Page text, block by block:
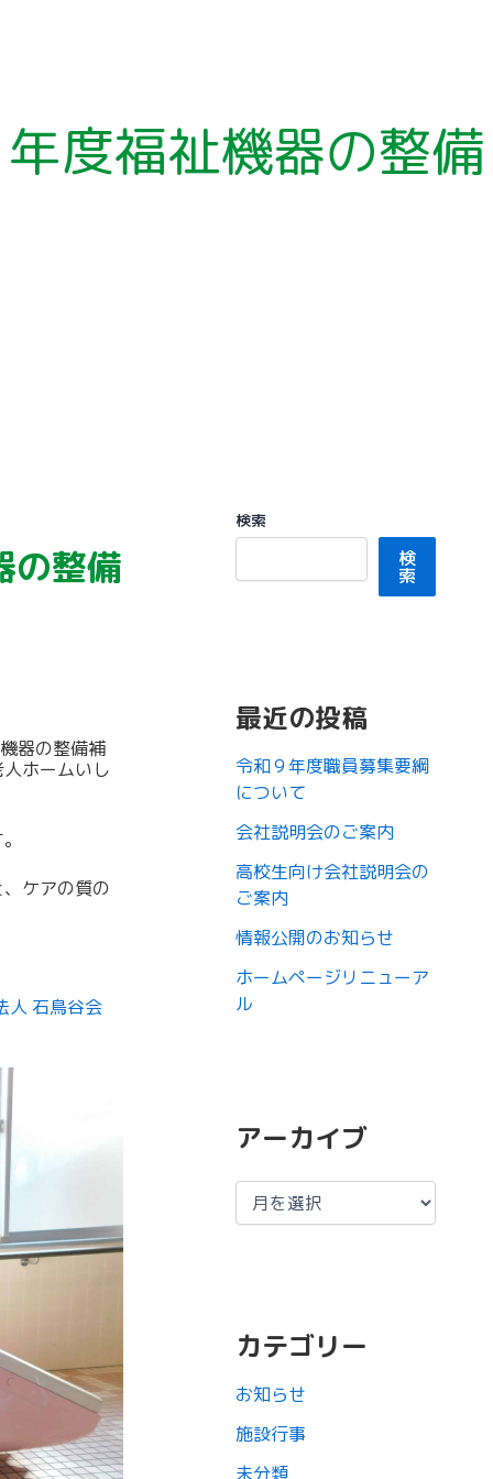
度福祉機器の整備
の整備
器の整備補
ホームいし
ケアの質の
人 石鳥谷会
検索
検
索
最近の投稿
令和９年度職員募集要綱
について
会社説明会のご案内
高校生向け会社説明会の
ご案内
情報公開のお知らせ
ホームページリニューア
ル
アーカイブ
カテゴリー
お知らせ
施設行事
未分類